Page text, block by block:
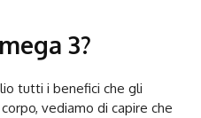
3?
tutti i benefici che gli
vediamo di capire che